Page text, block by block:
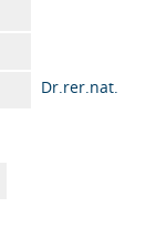
Dr.rer.nat.